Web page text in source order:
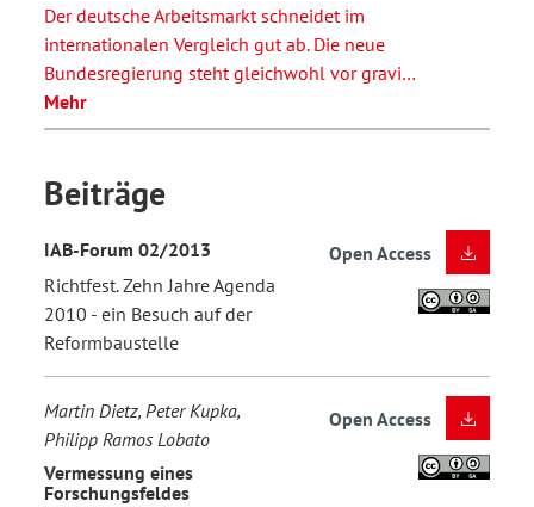
Der deutsche Arbeitsmarkt schneidet im
internationalen Vergleich gut ab. Die neue
Bundesregierung steht gleichwohl vor gravi…
Mehr
Beiträge
IAB-Forum 02/2013
Richtfest. Zehn Jahre Agenda
2010 - ein Besuch auf der
Reformbaustelle
Open Access
Martin Dietz, Peter Kupka,
Philipp Ramos Lobato
Vermessung eines
Forschungsfeldes
Open Access